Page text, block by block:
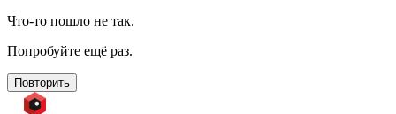
Что-то пошло не так.
Попробуйте ещё раз.
Повторить